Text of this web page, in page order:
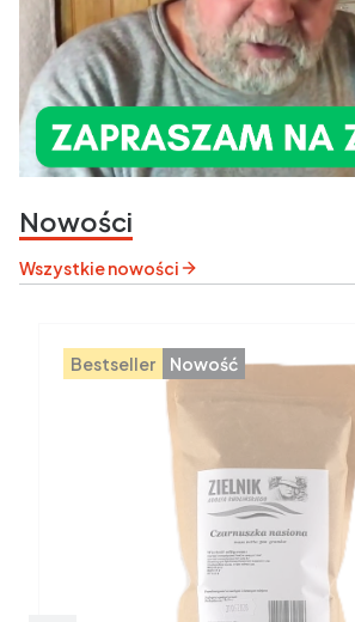
Nowości
Wszystkie nowości
Bestseller Nowość